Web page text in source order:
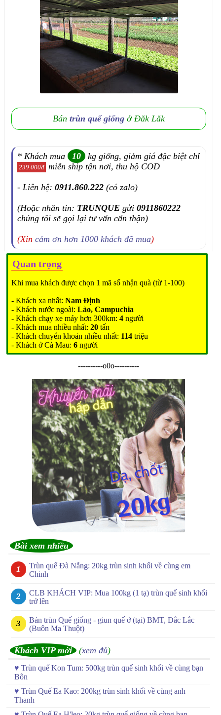
Bántrùn quế giống ở Đăk Lăk
* Khách mua 10 kg giống, giảm giá đặc biệt chỉ
239.000đ miễn ship tận nơi, thu hộ COD
- Liên hệ:0911.860.222 (có zalo)
(Hoặc nhắn tin: TRUNQUE gửi0911860222
chúng tôi sẽ gọi lại tư vấn cẩn thận)
(Xincảm ơn hơn 1000 khách đã mua)
Quan trọng
Khi mua khách được chọn 1 mã số nhận quà (từ 1-100)
- Khách xa nhất:Nam Định
- Khách nước ngoài:Lào, Campuchia
- Khách chạy xe máy hơn 300km:4 người
- Khách mua nhiều nhất:20 tấn
- Khách chuyển khoản nhiều nhất: 114 triệu
- Khách ở Cà Mau:6 người
----------o0o----------
Bài xem nhiều
Trùn quế Đà Nẵng: 20kg trùn sinh khối về cùng em
Chinh
CLB KHÁCH VIP: Mua 100kg (1 tạ) trùn quế sinh khối
trở lên
Bán trùn Quế giống - giun quế ở (tại) BMT, Đắc Lắc
(Buôn Ma Thuột)
Khách VIP mới (xem đủ)
♥ Trùn quế Kon Tum: 500kg trùn quế sinh khối về cùng bạn
Bôn
♥ Trùn Quế Ea Kao: 200kg trùn sinh khối về cùng anh
Thanh